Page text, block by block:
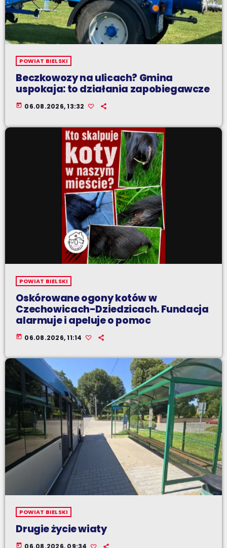
POWIAT BIELSKI
Beczkowozy na ulicach? Gmina
uspokaja: to działania zapobiegawcze
today 06.08.2026, 13:32
POWIAT BIELSKI
Oskórowane ogony kotów w
Czechowicach-Dziedzicach. Fundacja
alarmuje i apeluje o pomoc
today 06.08.2026, 11:14
POWIAT BIELSKI
Drugie życie wiaty
today